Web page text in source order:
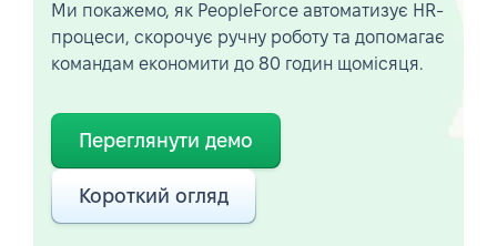
Ми покажемо, як PeopleForce автоматизує HR-
процеси, скорочує ручну роботу та допомагає
командам економити до 80 годин щомісяця.
Переглянути демо
Короткий огляд